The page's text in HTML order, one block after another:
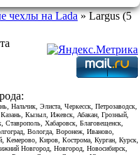
чехлы на Lada»Largus (5
Нальчик, Элиста, Черкесск, Петрозаводск,
Кызыл, Ижевск, Абакан, Грозный,
Ставрополь, Хабаровск, Благовещенск,
Вологда, Воронеж, Иваново,
Кемерово, Киров, Кострома, Курган, Курск,
Новгород, Новгород, Новосибирск,